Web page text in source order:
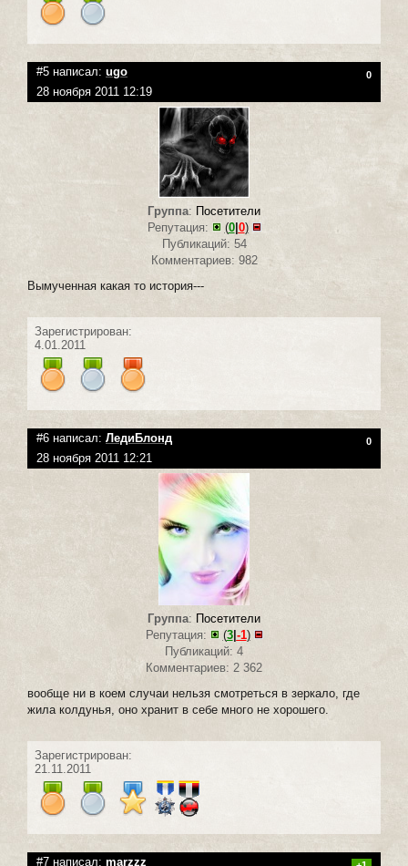
#5 написал: ugo 0
28 ноября 2011 12:19
Группа: Посетители
Репутация:
(0|0)
Публикаций: 54
Комментариев: 982
Вымученная какая то история---
Зарегистрирован:
4.01.2011
#6 написал: ЛедиБлонд 0
28 ноября 2011 12:21
Группа: Посетители
Репутация:
(3|-1)
Публикаций: 4
Комментариев: 2 362
вообще ни в коем случаи нельзя смотреться в зеркало, где
жила колдунья, оно хранит в себе много не хорошего.
Зарегистрирован:
21.11.2011
#7 написал: marzzz